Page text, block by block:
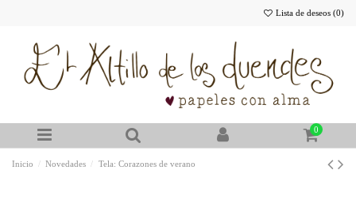
Lista de deseos (0)
0
Inicio Novedades Tela: Corazones de verano